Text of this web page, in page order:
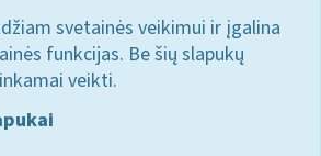
svetainės veikimui ir įgalina
funkcijas. Be šių slapukų
veikti.